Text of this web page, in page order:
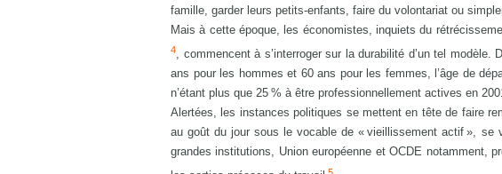
famille, garder leurs petits-enfants, faire du volontariat ou
Mais à cette époque, les économistes, inquiets du
4, commencent à s’interroger sur la durabilité d’un tel
ans pour les hommes et 60 ans pour les femmes, l’âge de
n’étant plus que 25 % à être professionnellement actives en
Alertées, les instances politiques se mettent en tête de faire
au goût du jour sous le vocable de « vieillissement actif », se
grandes institutions, Union européenne et OCDE notamment,
5